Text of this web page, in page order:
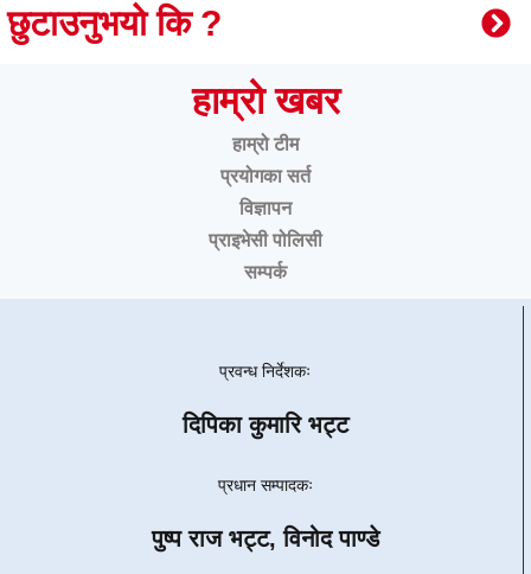
छुटाउनुभयो कि ?
हाम्रो खबर
हाम्रो टीम
प्रयोगका सर्त
विज्ञापन
प्राइभेसी पोलिसी
सम्पर्क
प्रवन्ध निर्देशकः
दिपिका कुमारि भट्ट
प्रधान सम्पादकः
पुष्प राज भट्ट, विनोद पाण्डे